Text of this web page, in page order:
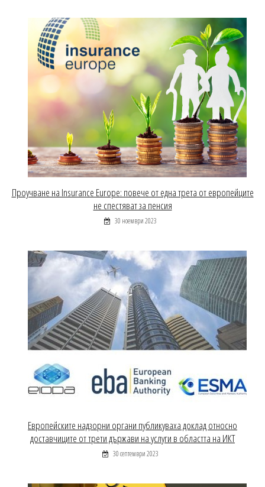
Проучване на Insurance Europe: повече от една трета от европейците
не спестяват за пенсия
30 ноември 2023
Европейските надзорни органи публикуваха доклад относно
доставчиците от трети държави на услуги в областта на ИКТ
30 септември 2023